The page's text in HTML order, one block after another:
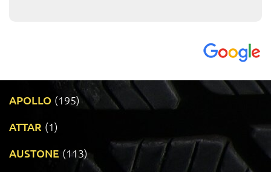
APOLLO (195)
ATTAR (1)
AUSTONE (113)